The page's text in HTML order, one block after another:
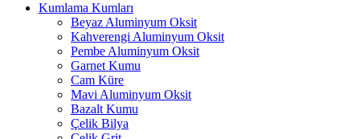
Kumlama Kumları
Beyaz Aluminyum Oksit
Kahverengi Aluminyum Oksit
Pembe Aluminyum Oksit
Garnet Kumu
Cam Küre
Mavi Aluminyum Oksit
Bazalt Kumu
Çelik Bilya